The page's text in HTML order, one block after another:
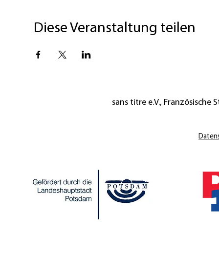
Diese Veranstaltung teilen
sans titre e.V., Französische